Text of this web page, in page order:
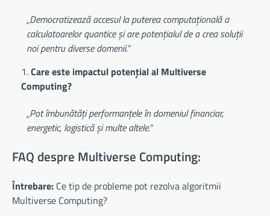
„Democratizează accesul la puterea computațională a
calculatoarelor quantice și are potențialul de a crea soluții
noi pentru diverse domenii.”
Care este impactul potențial al Multiverse
Computing?
„Pot îmbunătăți performanțele în domeniul financiar,
energetic, logistică și multe altele.”
FAQ despre Multiverse Computing:
Întrebare: Ce tip de probleme pot rezolva algoritmii
Multiverse Computing?